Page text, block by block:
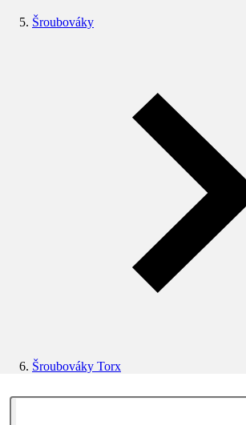
Šroubováky
Šroubováky Torx